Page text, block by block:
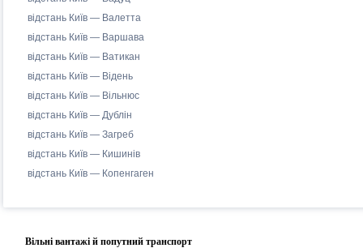
відстань Київ — Валетта
відстань Київ — Варшава
відстань Київ — Ватикан
відстань Київ — Відень
відстань Київ — Вільнюс
відстань Київ — Дублін
відстань Київ — Загреб
відстань Київ — Кишинів
відстань Київ — Копенгаген
Вільні вантажі й попутний транспорт